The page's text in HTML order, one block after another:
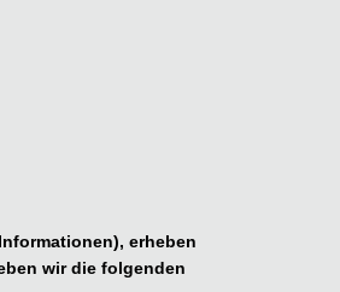
erheben
wir die folgenden